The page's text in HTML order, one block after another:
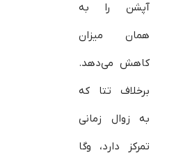
آپشن را به
همان میزان
کاهش می‌دهد.
برخلاف تتا که
به زوال زمانی
تمرکز دارد، وگا